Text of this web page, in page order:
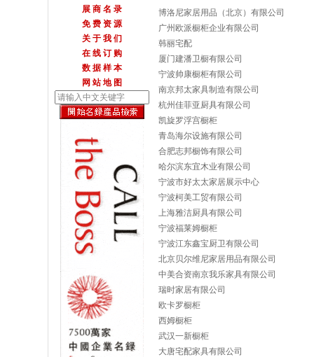
展 商 名 录
免 费 资 源
关 于 我 们
在 线 订 购
数 据 样 本
网 站 地 图
博洛尼家居用品（北京）有限公司
广州欧派橱柜企业有限公司
韩丽宅配
厦门建潘卫橱有限公司
宁波帅康橱柜有限公司
南京邦太家具制造有限公司
杭州佳菲亚厨具有限公司
凯旋罗浮宫橱柜
青岛海尔设施有限公司
合肥志邦橱饰有限公司
哈尔滨东宜木业有限公司
宁波市好太太家居展示中心
宁波柯美工贸有限公司
上海雅洁厨具有限公司
宁波福莱姆橱柜
宁波江东鑫宝厨卫有限公司
北京贝尔维尼家居用品有限公司
中美合资南京我乐家具有限公司
瑞时家居有限公司
欧卡罗橱柜
西姆橱柜
武汉一新橱柜
大唐宅配家具有限公司